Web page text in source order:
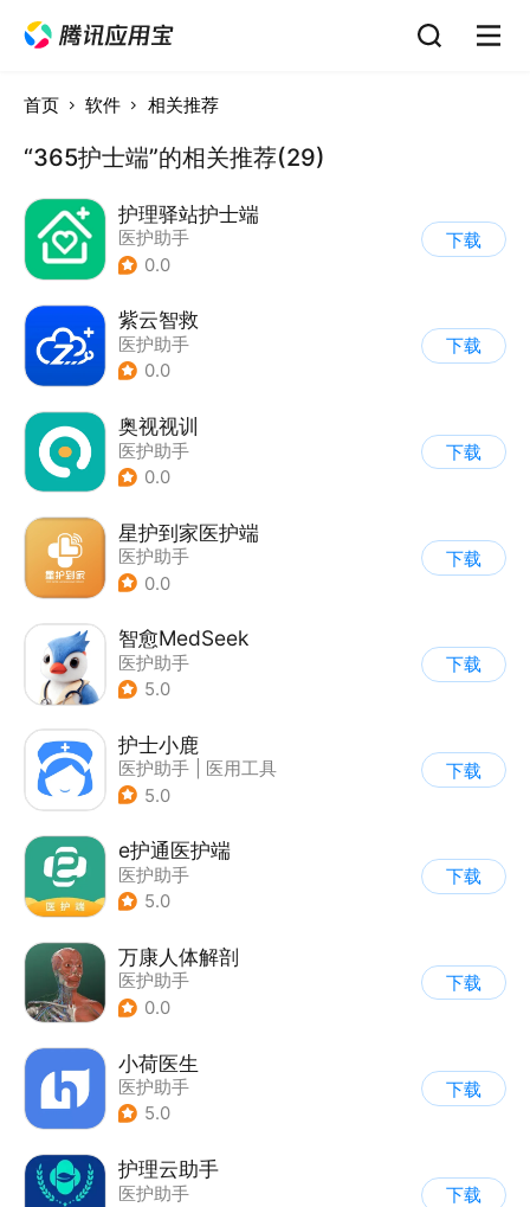
首页 软件 相关推荐
“365护士端”的相关推荐(29)
护理驿站护士端
医护助手
0.0
下载
紫云智救
医护助手
0.0
下载
奥视视训
医护助手
0.0
下载
星护到家医护端
医护助手
0.0
下载
智愈MedSeek
医护助手
5.0
下载
护士小鹿
医护助手
医用工具
5.0
下载
e护通医护端
医护助手
5.0
下载
万康人体解剖
医护助手
0.0
下载
小荷医生
医护助手
5.0
下载
护理云助手
医护助手
下载